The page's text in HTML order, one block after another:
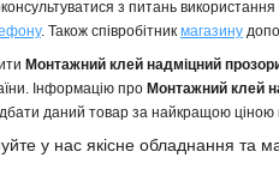
з питань використання
. Також співробітник магазину
Монтажний клей надміцний
Інформацію про Монтажний клей
даний товар за найкращою ціною
у нас якісне обладнання та